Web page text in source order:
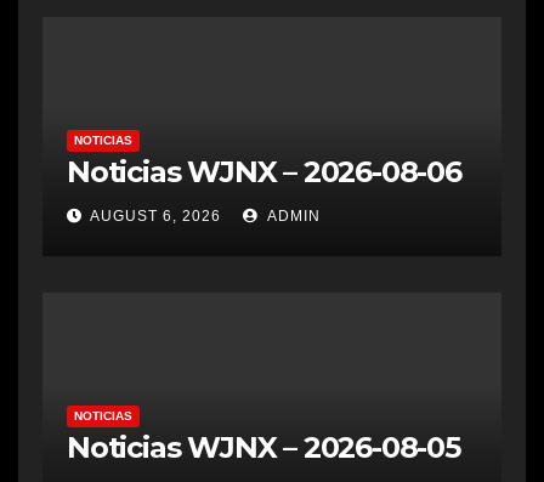
NOTICIAS
Noticias WJNX – 2026-08-06
AUGUST 6, 2026 ADMIN
NOTICIAS
Noticias WJNX – 2026-08-05